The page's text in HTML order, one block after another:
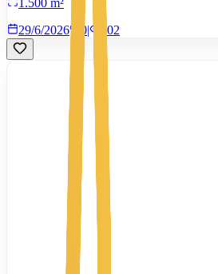
29/6/2026
0| 502